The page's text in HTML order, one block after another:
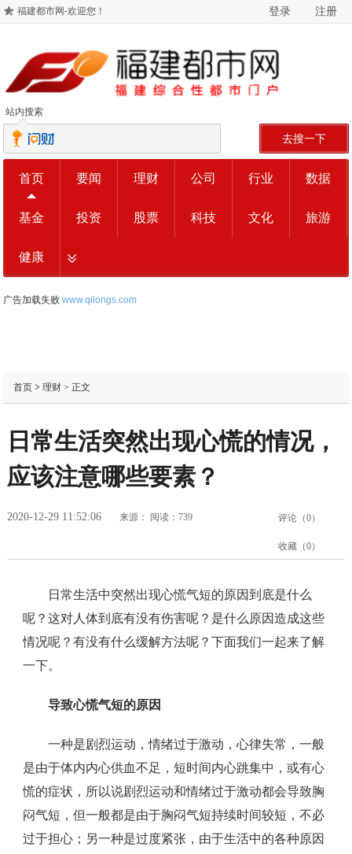
福建都市网-欢迎您！ 登录 注册
站内搜索
去搜一下
首页 要闻 理财 公司 行业 数据
基金 投资 股票 科技 文化 旅游
健康
广告加载失败www.qilongs.com
首页> 理财> 正文
日常生活突然出现心慌的情况，
应该注意哪些要素？
2020-12-29 11:52:06 来源： 阅读：739 评论（0）
收藏（0）
日常生活中突然出现心慌气短的原因到底是什么
呢？这对人体到底有没有伤害呢？是什么原因造成这些
情况呢？有没有什么缓解方法呢？下面我们一起来了解
一下。
导致心慌气短的原因
一种是剧烈运动，情绪过于激动，心律失常，一般
是由于体内内心供血不足，短时间内心跳集中，或有心
慌的症状，所以说剧烈运动和情绪过于激动都会导致胸
闷气短，但一般都是由于胸闷气短持续时间较短，不必
过于担心；另一种是过度紧张，由于生活中的各种原因